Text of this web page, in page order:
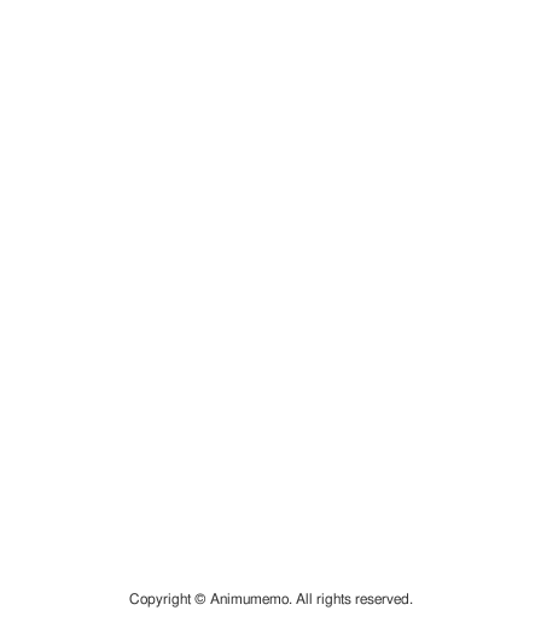
Copyright © Animumemo. All rights reserved.